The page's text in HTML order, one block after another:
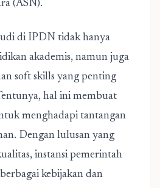
(ASN).
di IPDN tidak hanya
akademis, namun juga
soft skills yang penting
hal ini membuat
menghadapi tantangan
Dengan lulusan yang
instansi pemerintah
kebijakan dan